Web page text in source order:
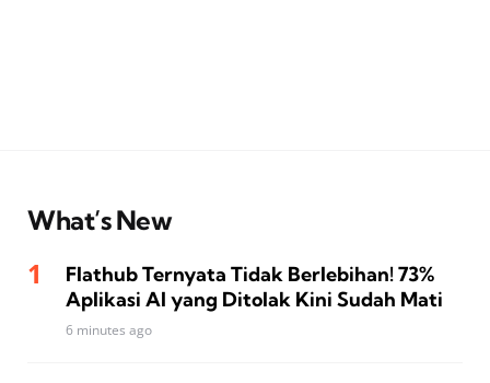
What’s New
Flathub Ternyata Tidak Berlebihan! 73%
Aplikasi AI yang Ditolak Kini Sudah Mati
6 minutes ago